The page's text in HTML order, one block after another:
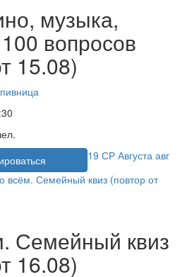
музыка,
вопросов
15.08)
19 СР Августа авг
Семейный квиз
16.08)